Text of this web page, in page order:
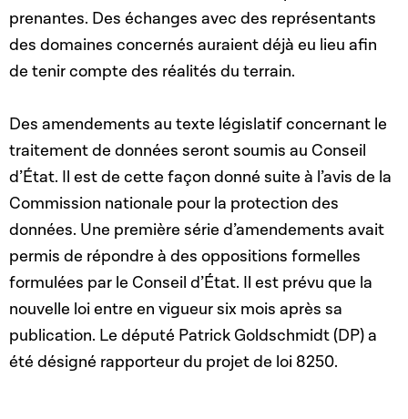
prenantes. Des échanges avec des représentants
des domaines concernés auraient déjà eu lieu afin
de tenir compte des réalités du terrain.
Des amendements au texte législatif concernant le
traitement de données seront soumis au Conseil
d’État. Il est de cette façon donné suite à l’avis de la
Commission nationale pour la protection des
données. Une première série d’amendements avait
permis de répondre à des oppositions formelles
formulées par le Conseil d’État. Il est prévu que la
nouvelle loi entre en vigueur six mois après sa
publication. Le député Patrick Goldschmidt (DP) a
été désigné rapporteur du projet de loi 8250.